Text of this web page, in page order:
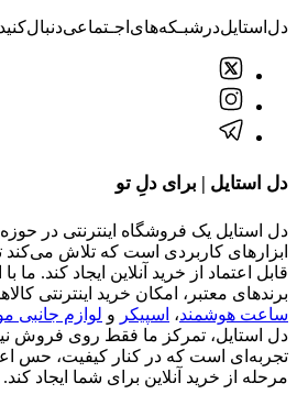
دل‌استایل‌در‌‌شبـکه‌های‌اجـتماعی‌دنبال‌کنید
دل استایل | برای دلِ تو
دل استایل یک فروشگاه اینترنتی در
ابزارهای کاربردی است که تلاش می‌کند
قابل اعتماد از خرید آنلاین ایجاد کند. ما
برندهای معتبر، امکان خرید اینترنتی
ساعت هوشمند، اسپیکر و لوازم جانبی
دل استایل، تمرکز ما فقط روی فروش
تجربه‌ای است که در کنار کیفیت، حس
مرحله از خرید آنلاین برای شما ایجاد کند.